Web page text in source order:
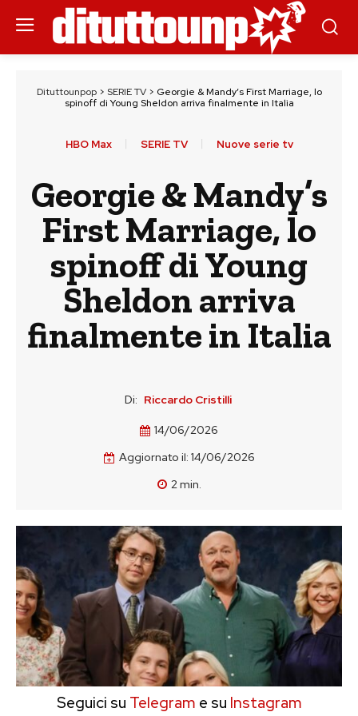
Dituttounpop> SERIE TV> Georgie & Mandy’s First Marriage, lo
spinoff di Young Sheldon arriva finalmente in Italia
HBO Max SERIE TV Nuove serie tv
Georgie & Mandy’s
First Marriage, lo
spinoff di Young
Sheldon arriva
finalmente in Italia
Di: Riccardo Cristilli
14/06/2026
Aggiornato il: 14/06/2026
2min.
Seguici su Telegram e su Instagram